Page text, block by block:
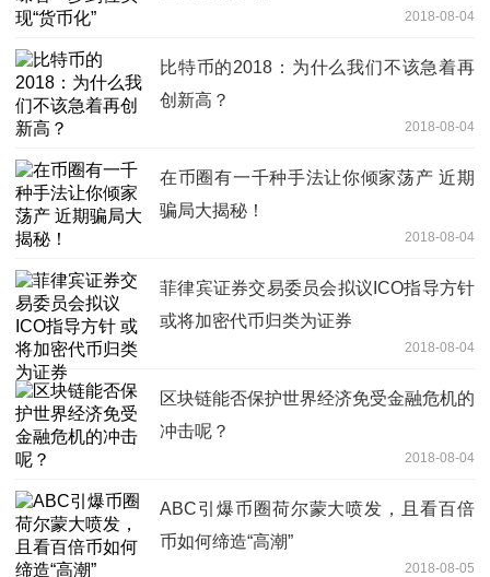
2018-08-04
比特币的2018：为什么我们不该急着再
创新高？
2018-08-04
在币圈有一千种手法让你倾家荡产 近期
骗局大揭秘！
2018-08-04
菲律宾证券交易委员会拟议ICO指导方针
或将加密代币归类为证券
2018-08-04
区块链能否保护世界经济免受金融危机的
冲击呢？
2018-08-04
ABC引爆币圈荷尔蒙大喷发，且看百倍
币如何缔造“高潮”
2018-08-05